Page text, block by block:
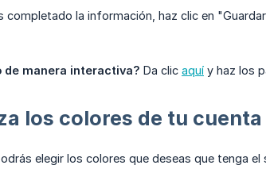
completado la información, haz clic en
de manera interactiva? Da clic aquí y haz los
los colores de tu
elegir los colores que deseas que tenga